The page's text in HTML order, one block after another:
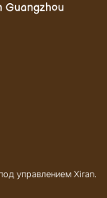
Guangzhou
управлением Xiran.